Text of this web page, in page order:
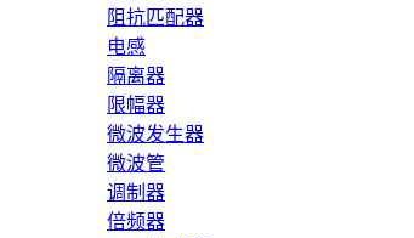
阻抗匹配器
电感
隔离器
限幅器
微波发生器
微波管
调制器
倍频器